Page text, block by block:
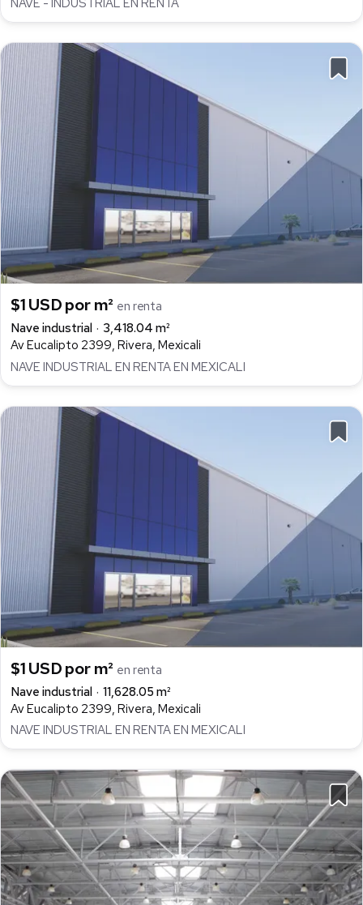
$1 USD por m² en renta
Nave industrial
3,418.04 m²
Av Eucalipto 2399, Rivera, Mexicali
NAVE INDUSTRIAL EN RENTA EN MEXICALI
$1 USD por m² en renta
Nave industrial
11,628.05 m²
Av Eucalipto 2399, Rivera, Mexicali
NAVE INDUSTRIAL EN RENTA EN MEXICALI